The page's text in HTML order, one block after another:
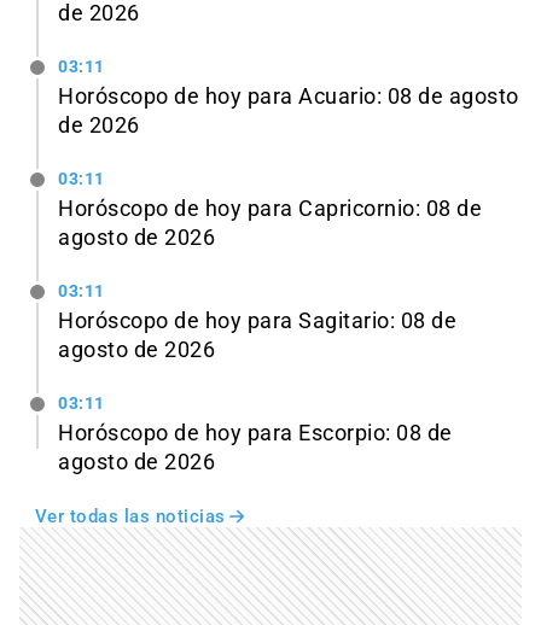
de 2026
03:11
Horóscopo de hoy para Acuario: 08 de agosto
de 2026
03:11
Horóscopo de hoy para Capricornio: 08 de
agosto de 2026
03:11
Horóscopo de hoy para Sagitario: 08 de
agosto de 2026
03:11
Horóscopo de hoy para Escorpio: 08 de
agosto de 2026
Ver todas las noticias